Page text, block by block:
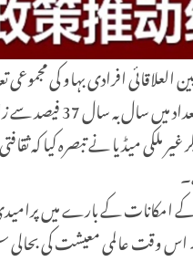
اسی مدت کے مقابلے میں اوسط
یوآن سے تجاوز کر گئی۔ بلومبرگ اور دیگر غیر
کے امکانات کے بارے میں
وقت عالمی معیشت کی